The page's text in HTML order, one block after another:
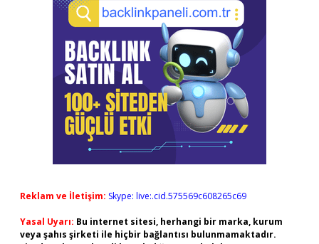
Reklam ve İletişim: Skype: live:.cid.575569c608265c69
Yasal Uyarı: Bu internet sitesi, herhangi bir marka, kurum
veya şahıs şirketi ile hiçbir bağlantısı bulunmamaktadır.